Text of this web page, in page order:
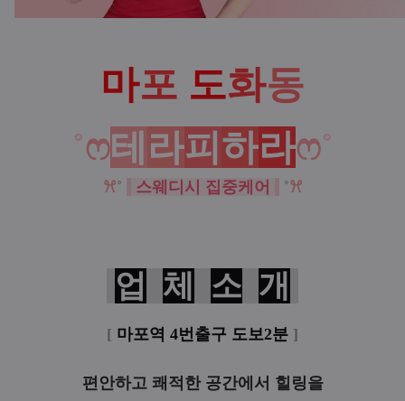
마포 도화동
˚ෆ테 라피 하라ෆ˚
ꕮ˚ 스웨디시 집중케어 ˚ꕮ
업 체 소 개
[ 마포역 4번출구 도보2분 ]
편안하고 쾌적한 공간에서 힐링을